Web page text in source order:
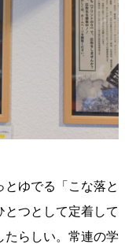
ゆでる「こな落と
とつとして定着して
たらしい。常連の学